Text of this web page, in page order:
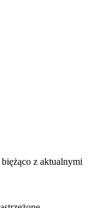
z aktualnymi